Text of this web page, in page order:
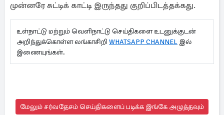
முன்னரே சுட்டிக் காட்டி இருந்தது குறிப்பிடத்தக்கது.
உள்நாட்டு மற்றும் வெளிநாட்டு செய்திகளை உடனுக்குடன்
அறிந்துக்கொள்ள லங்காசிறி WHATSAPP CHANNEL இல்
இணையுங்கள்.
மேலும் சர்வதேசம் செய்திகளைப் படிக்க இங்கே அழுத்தவும்